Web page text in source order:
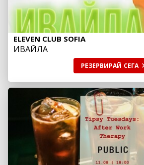
ELEVEN CLUB SOFIA
ИВАЙЛА
РЕЗЕРВИРАЙ СЕГА